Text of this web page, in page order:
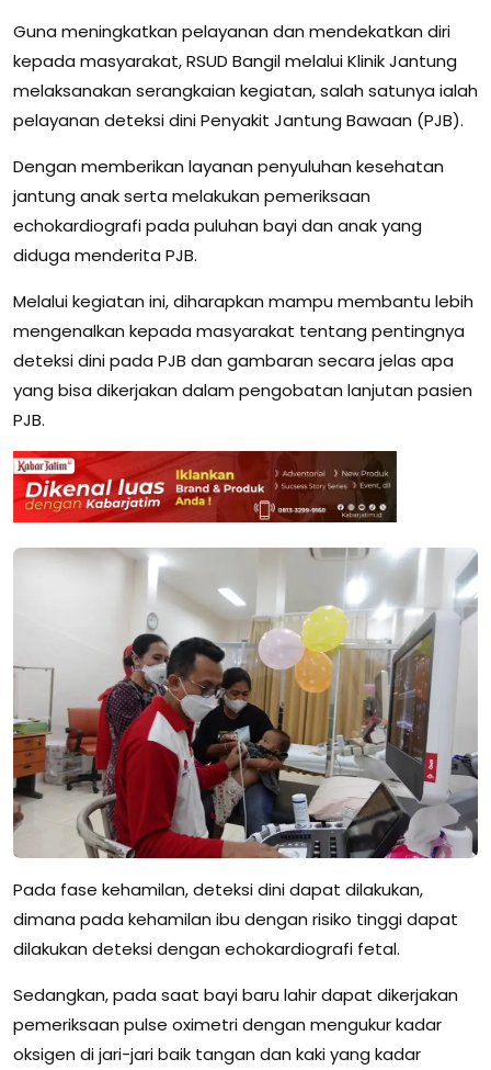
Guna meningkatkan pelayanan dan mendekatkan diri
kepada masyarakat, RSUD Bangil melalui Klinik Jantung
melaksanakan serangkaian kegiatan, salah satunya ialah
pelayanan deteksi dini Penyakit Jantung Bawaan (PJB).
Dengan memberikan layanan penyuluhan kesehatan
jantung anak serta melakukan pemeriksaan
echokardiografi pada puluhan bayi dan anak yang
diduga menderita PJB.
Melalui kegiatan ini, diharapkan mampu membantu lebih
mengenalkan kepada masyarakat tentang pentingnya
deteksi dini pada PJB dan gambaran secara jelas apa
yang bisa dikerjakan dalam pengobatan lanjutan pasien
PJB.
Pada fase kehamilan, deteksi dini dapat dilakukan,
dimana pada kehamilan ibu dengan risiko tinggi dapat
dilakukan deteksi dengan echokardiografi fetal.
Sedangkan, pada saat bayi baru lahir dapat dikerjakan
pemeriksaan pulse oximetri dengan mengukur kadar
oksigen di jari-jari baik tangan dan kaki yang kadar